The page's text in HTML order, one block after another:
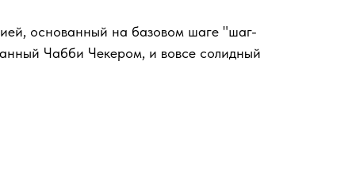
основанный на базовом шаге "шаг-
Чабби Чекером, и вовсе солидный